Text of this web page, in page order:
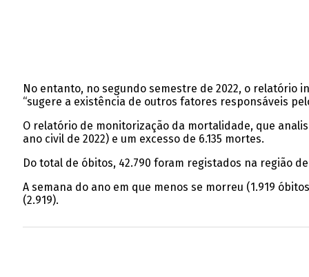
No entanto, no segundo semestre de 2022, o relatório
“sugere a existência de outros fatores responsáveis
O relatório de monitorização da mortalidade, que
ano civil de 2022) e um excesso de 6.135 mortes.
Do total de óbitos, 42.790 foram registados na região
A semana do ano em que menos se morreu (1.919
(2.919).